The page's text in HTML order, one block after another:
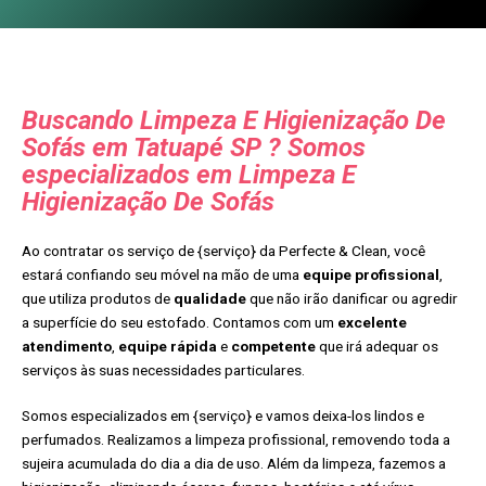
Buscando Limpeza E Higienização De
Sofás em Tatuapé SP ? Somos
especializados em Limpeza E
Higienização De Sofás
Ao contratar os serviço de {serviço} da Perfecte & Clean, você
estará confiando seu móvel na mão de uma equipe profissional
que utiliza produtos de qualidadeque não irão danificar ou agredir
a superfície do seu estofado. Contamos com um excelente
atendimento equipe rápida e competenteque irá adequar os
serviços às suas necessidades particulares.
Somos especializados em {serviço} e vamos deixa-los lindos e
perfumados. Realizamos a limpeza profissional, removendo toda a
sujeira acumulada do dia a dia de uso. Além da limpeza, fazemos a